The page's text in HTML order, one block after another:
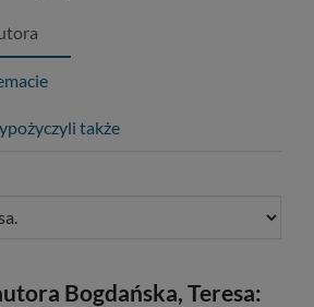
także
Bogdańska, Teresa: